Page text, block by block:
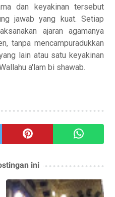
dan keyakinan tersebut
jawab yang kuat. Setiap
ajaran agamanya
tanpa mencampuradukkan
lain atau satu keyakinan
a'lam bi shawab.
ini